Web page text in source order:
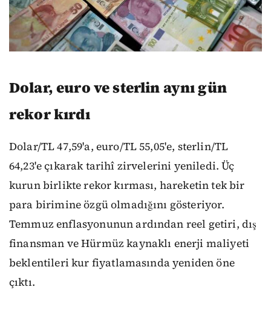
Dolar, euro ve sterlin aynı gün
rekor kırdı
Dolar/TL 47,59'a, euro/TL 55,05'e, sterlin/TL
64,23'e çıkarak tarihî zirvelerini yeniledi. Üç
kurun birlikte rekor kırması, hareketin tek bir
para birimine özgü olmadığını gösteriyor.
Temmuz enflasyonunun ardından reel getiri, dış
finansman ve Hürmüz kaynaklı enerji maliyeti
beklentileri kur fiyatlamasında yeniden öne
çıktı.